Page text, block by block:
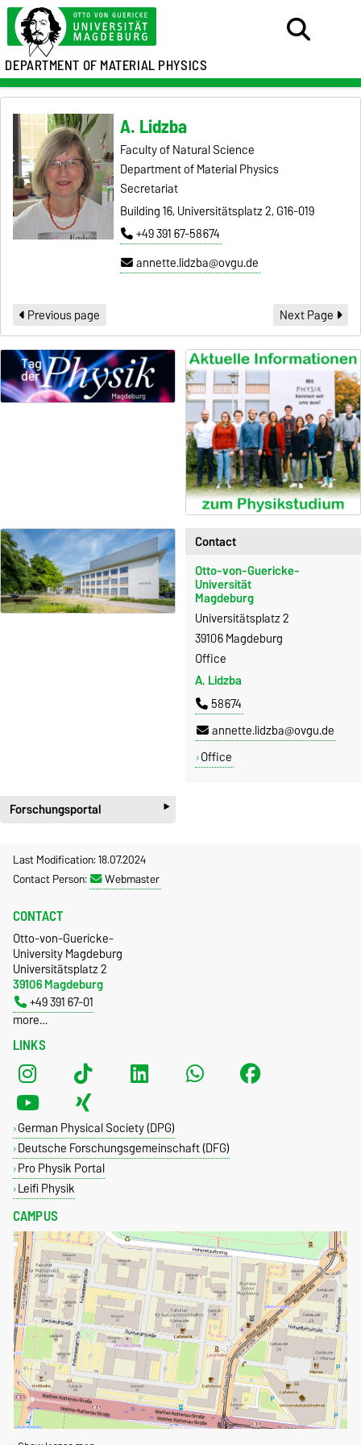
DEPARTMENT OF MATERIAL PHYSICS
A. Lidzba
Faculty of Natural Science
Department of Material Physics
Secretariat
Building 16, Universitätsplatz 2, G16-019
+49 391 67-58674
annette.lidzba@ovgu.de
Previous page Next Page
Contact
Otto-von-Guericke-
Universität
Magdeburg
Universitätsplatz 2
39106 Magdeburg
Office
A. Lidzba
58674
annette.lidzba@ovgu.de
Office
Forschungsportal ‣
Last Modification: 18.07.2024
Contact Person:
Webmaster
LINKS
German Physical Society (DPG)
Deutsche Forschungsgemeinschaft (DFG)
Pro Physik Portal
Leifi Physik
CONTACT
Otto-von-Guericke-
University Magdeburg
Universitätsplatz 2
39106 Magdeburg
+49 391 67-01
more…
CAMPUS